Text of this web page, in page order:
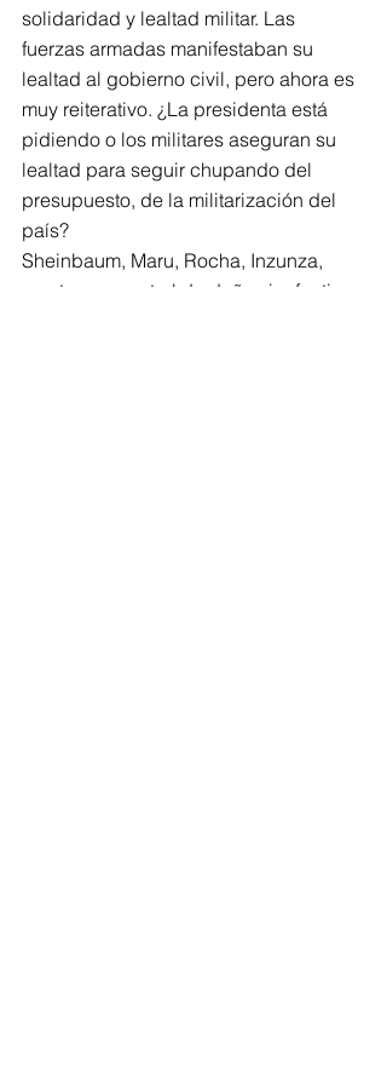
solidaridad y lealtad militar. Las
fuerzas armadas manifestaban su
lealtad al gobierno civil, pero ahora es
muy reiterativo. ¿La presidenta está
pidiendo o los militares aseguran su
lealtad para seguir chupando del
presupuesto, de la militarización del
país?
Sheinbaum, Maru, Rocha, Inzunza,
montan un control de daños inefectivo,